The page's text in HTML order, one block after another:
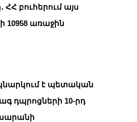
ՀՀ բուհերում այս
10958 առաջին
է պետական
դպրոցների 10-րդ